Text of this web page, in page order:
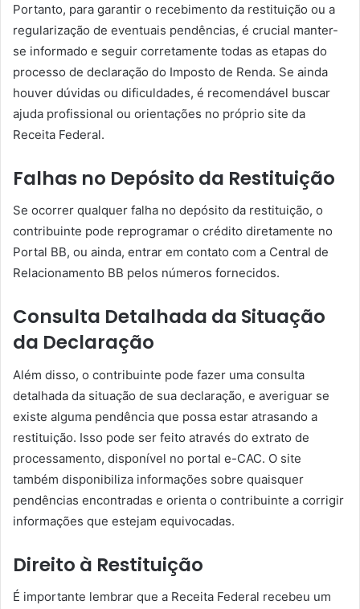
Portanto, para garantir o recebimento da restituição ou a
regularização de eventuais pendências, é crucial manter-
se informado e seguir corretamente todas as etapas do
processo de declaração do Imposto de Renda. Se ainda
houver dúvidas ou dificuldades, é recomendável buscar
ajuda profissional ou orientações no próprio site da
Receita Federal.
Falhas no Depósito da Restituição
Se ocorrer qualquer falha no depósito da restituição, o
contribuinte pode reprogramar o crédito diretamente no
Portal BB, ou ainda, entrar em contato com a Central de
Relacionamento BB pelos números fornecidos.
Consulta Detalhada da Situação
da Declaração
Além disso, o contribuinte pode fazer uma consulta
detalhada da situação de sua declaração, e averiguar se
existe alguma pendência que possa estar atrasando a
restituição. Isso pode ser feito através do extrato de
processamento, disponível no portal e-CAC. O site
também disponibiliza informações sobre quaisquer
pendências encontradas e orienta o contribuinte a corrigir
informações que estejam equivocadas.
Direito à Restituição
É importante lembrar que a Receita Federal recebeu um